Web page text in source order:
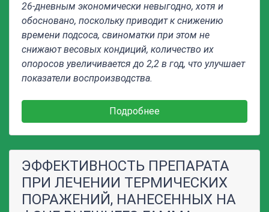
26-дневным экономически невыгодно, хотя и
обосновано, поскольку приводит к снижению
времени подсоса, свиноматки при этом не
снижают весовых кондиций, количество их
опоросов увеличивается до 2,2 в год, что улучшает
показатели воспроизводства.
Подробнее
ЭФФЕКТИВНОСТЬ ПРЕПАРАТА
ПРИ ЛЕЧЕНИИ ТЕРМИЧЕСКИХ
ПОРАЖЕНИЙ, НАНЕСЕННЫХ НА